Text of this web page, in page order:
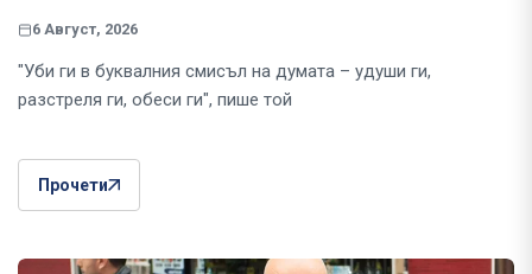
6 Август, 2026
"Уби ги в буквалния смисъл на думата – удуши ги,
разстреля ги, обеси ги", пише той
Прочети